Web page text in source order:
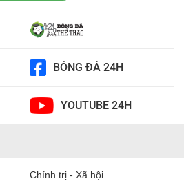
BÓNG ĐÁ 24H
YOUTUBE 24H
Chính trị - Xã hội